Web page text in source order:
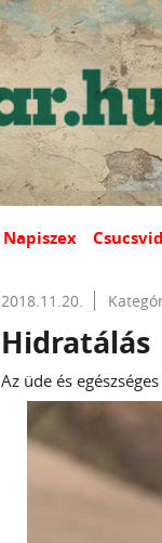
Napiszex
2018.11.20.
Hidratálás
Az üde és